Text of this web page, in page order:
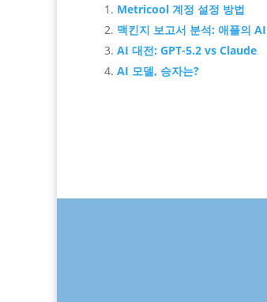
Metricool 계정 설정 방법
맥킨지 보고서 분석: 애플의
AI 대전: GPT-5.2 vs Claude
AI 모델, 승자는?